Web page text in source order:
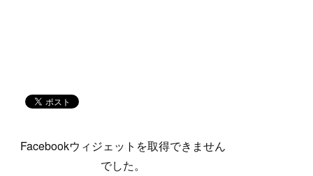
Facebookウィジェットを取得できません
でした。